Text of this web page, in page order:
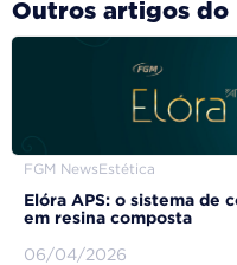
Outros artigos do
FGM News Estética
Elóra APS: o sistema de
em resina composta
06/04/2026